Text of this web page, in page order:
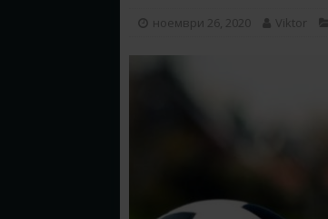
ноември 26, 2020 Viktor